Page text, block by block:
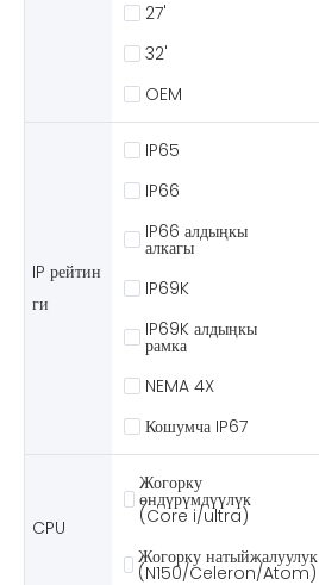
27'
32'
OEM
IP рейтин
ги
IP65
IP66
IP66 алдыңкы
алкагы
IP69K
IP69K алдыңкы
рамка
NEMA 4X
Кошумча IP67
CPU
Жогорку
өндүрүмдүүлүк
(Core i/ultra)
Жогорку натыйжалуулук
(N150/Celeron/Atom)